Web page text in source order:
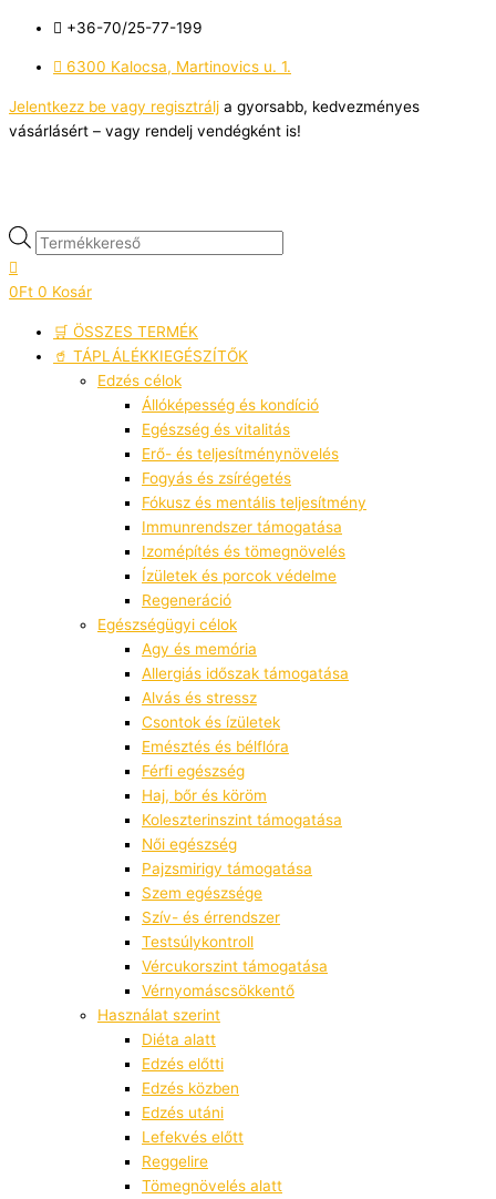
content
+36-70/25-77-199
6300 Kalocsa, Martinovics u. 1.
Jelentkezz be vagy regisztrálj a gyorsabb, kedvezményes
vásárlásért – vagy rendelj vendégként is!
search
0Ft 0 Kosár
🛒 ÖSSZES TERMÉK
🥤 TÁPLÁLÉKKIEGÉSZÍTŐK
Edzés célok
Állóképesség és kondíció
Egészség és vitalitás
Erő- és teljesítménynövelés
Fogyás és zsírégetés
Fókusz és mentális teljesítmény
Immunrendszer támogatása
Izomépítés és tömegnövelés
Ízületek és porcok védelme
Regeneráció
Egészségügyi célok
Agy és memória
Allergiás időszak támogatása
Alvás és stressz
Csontok és ízületek
Emésztés és bélflóra
Férfi egészség
Haj, bőr és köröm
Koleszterinszint támogatása
Női egészség
Pajzsmirigy támogatása
Szem egészsége
Szív- és érrendszer
Testsúlykontroll
Vércukorszint támogatása
Vérnyomáscsökkentő
Használat szerint
Diéta alatt
Edzés előtti
Edzés közben
Edzés utáni
Lefekvés előtt
Reggelire
Tömegnövelés alatt
á
r
x
á
r
i
g
i
p
r
c
r
r
e
r
e
i
latest